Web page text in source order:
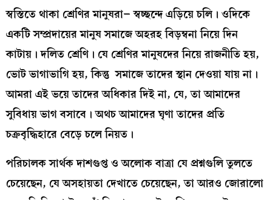
স্বস্তিতে থাকা শ্রেণির মানুষরা– স্বচ্ছন্দে এড়িয়ে চলি। ওদিকে
একটি সম্প্রদায়ের মানুষ সমাজে অহরহ বিড়ম্বনা নিয়ে দিন
কাটায়। দলিত শ্রেণি। যে শ্রেণির মানুষদের নিয়ে রাজনীতি হয়,
ভোট ভাগাভাগি হয়, কিন্তু সমাজে তাদের স্থান দেওয়া যায় না।
আমরা এই ভয়ে তাদের অধিকার দিই না, যে, তা আমাদের
সুবিধায় ভাগ বসাবে। অথচ আমাদের ঘৃণা তাদের প্রতি
চক্রবৃদ্ধিহারে বেড়ে চলে নিয়ত।
পরিচালক সার্থক দাশগুপ্ত ও অলোক বাত্রা যে প্রশ্নগুলি তুলতে
চেয়েছেন, যে অসহায়তা দেখাতে চেয়েছেন, তা আরও জোরালো